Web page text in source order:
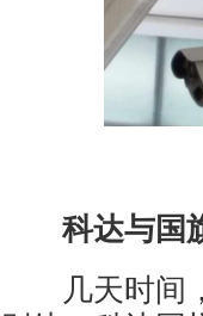
科达与国
几天时间，